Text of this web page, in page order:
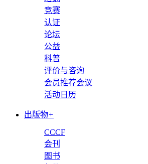
竞赛
认证
论坛
公益
科普
评价与咨询
会员推荐会议
活动日历
出版物+
CCCF
会刊
图书